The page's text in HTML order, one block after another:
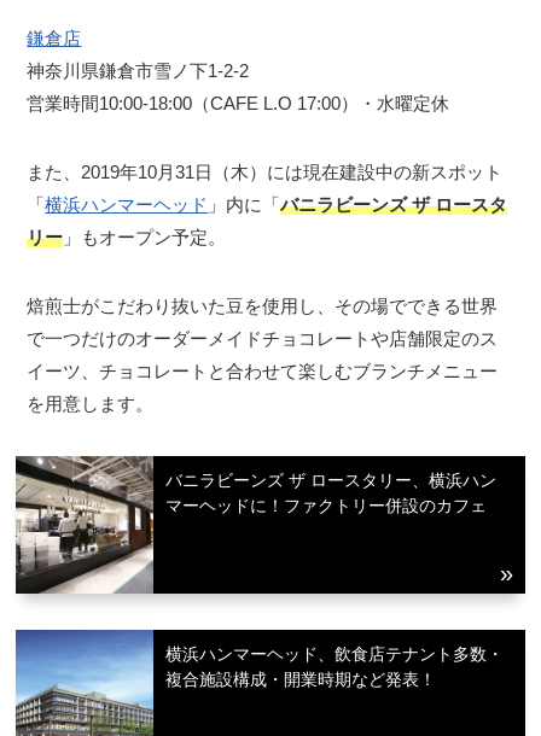
鎌倉店
神奈川県鎌倉市雪ノ下1-2-2
営業時間10:00-18:00（CAFE L.O 17:00）・水曜定休
また、2019年10月31日（木）には現在建設中の新スポット
「横浜ハンマーヘッド 」内に「バニラビーンズ ザ ロースタ
リー 」もオープン予定。
焙煎士がこだわり抜いた豆を使用し、その場でできる世界
で一つだけのオーダーメイドチョコレートや店舗限定のス
イーツ、チョコレートと合わせて楽しむブランチメニュー
を用意します。
バニラビーンズ ザ ロースタリー、横浜ハン
マーヘッドに！ファクトリー併設のカフェ
横浜ハンマーヘッド、飲食店テナント多数・
複合施設構成・開業時期など発表！